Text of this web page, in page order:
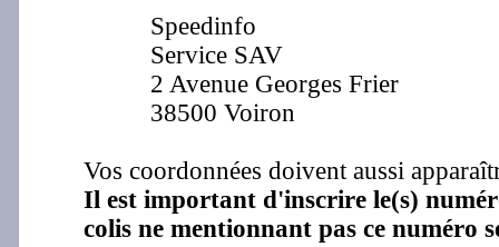
Speedinfo
Service SAV
2 Avenue Georges Frier
38500 Voiron
Vos coordonnées doivent aussi
Il est important d'inscrire le(s)
colis ne mentionnant pas ce numéro